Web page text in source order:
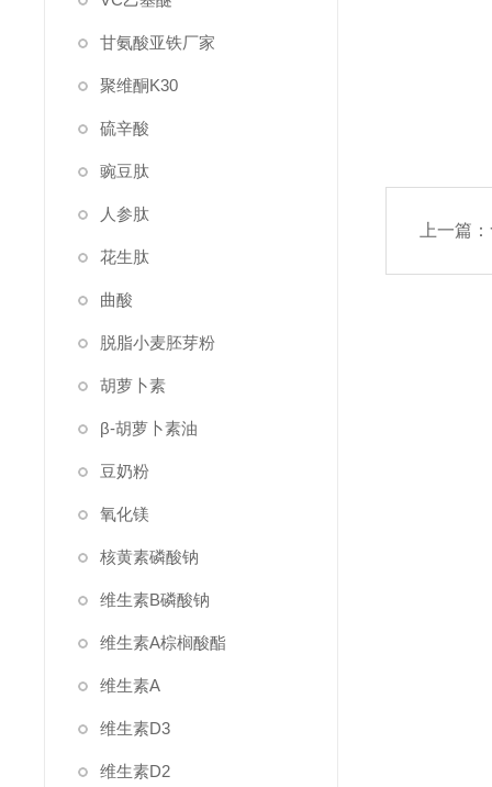
甘氨酸亚铁厂家
聚维酮K30
硫辛酸
豌豆肽
人参肽
花生肽
曲酸
脱脂小麦胚芽粉
胡萝卜素
β-胡萝卜素油
豆奶粉
氧化镁
核黄素磷酸钠
维生素B磷酸钠
维生素A棕榈酸酯
维生素A
维生素D3
维生素D2
上一篇：